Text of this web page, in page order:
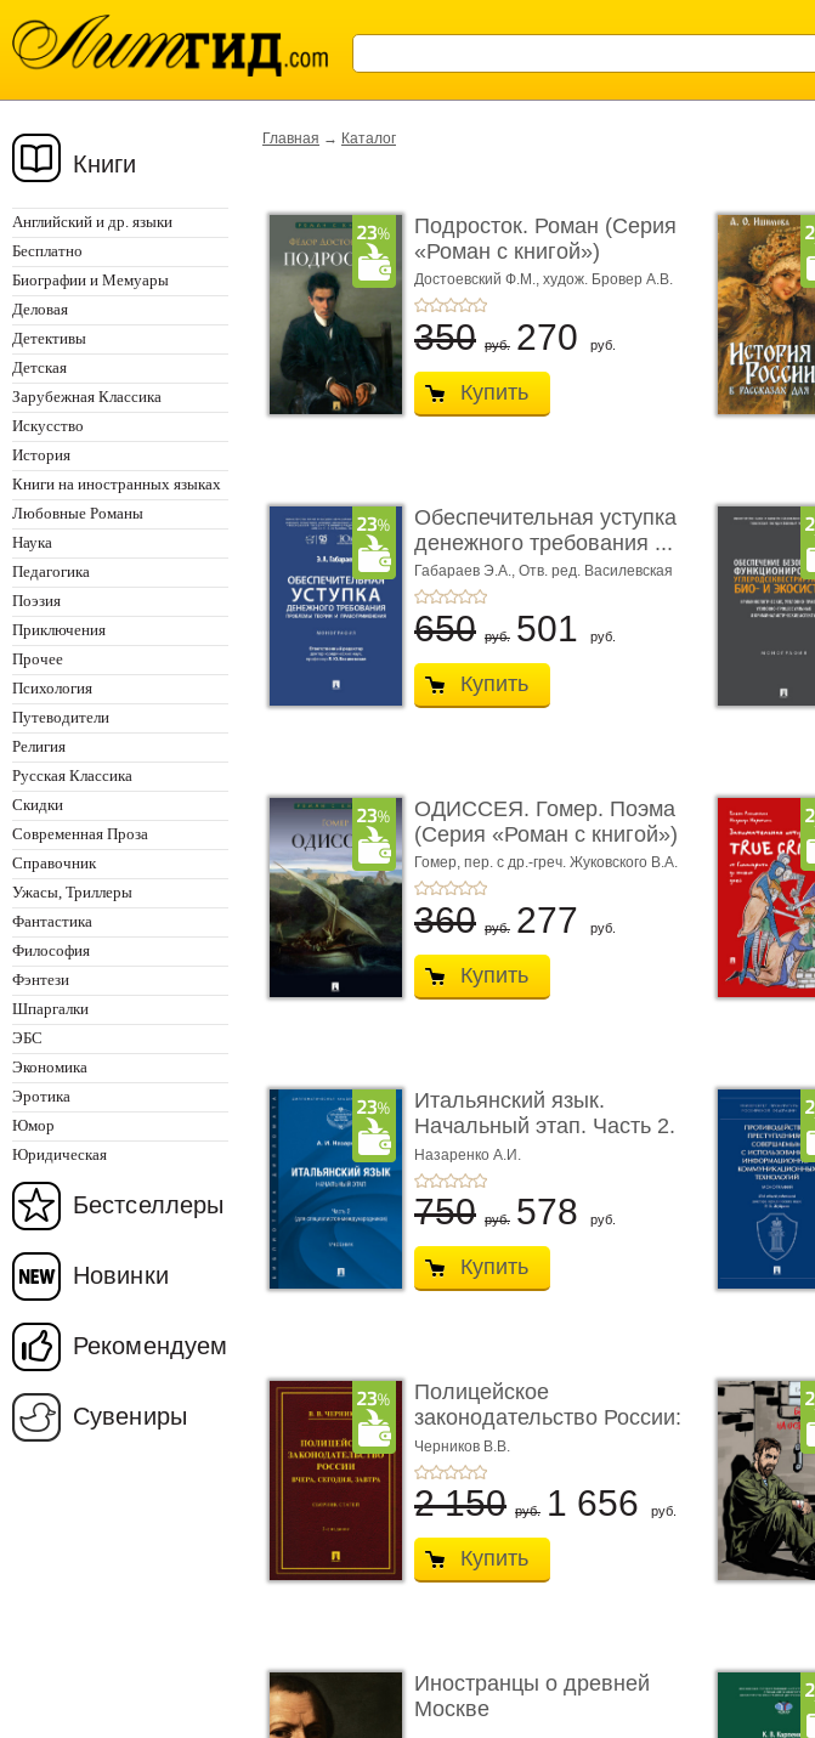
Книги
Английский и др. языки
Бесплатно
Биографии и Мемуары
Деловая
Детективы
Детская
Зарубежная Классика
Искусство
История
Книги на иностранных языках
Любовные Романы
Наука
Педагогика
Поэзия
Приключения
Прочее
Психология
Путеводители
Религия
Русская Классика
Скидки
Современная Проза
Справочник
Ужасы, Триллеры
Фантастика
Философия
Фэнтези
Шпаргалки
ЭБС
Экономика
Эротика
Юмор
Юридическая
Бестселлеры
Новинки
Рекомендуем
Сувениры
Главная → Каталог
Подросток. Роман (Серия
«Роман с книгой»)
Достоевский Ф.М., худож. Бровер А.В.
350 руб. 270 руб.
Купить
Обеспечительная уступка
денежного требования ...
Габараев Э.А., Отв. ред. Василевская
Л.Ю., вступ. сл. Каретина М.Г.
650 руб. 501 руб.
Купить
ОДИССЕЯ. Гомер. Поэма
(Серия «Роман с книгой»)
Гомер, пер. с др.-греч. Жуковского В.А.
360 руб. 277 руб.
Купить
Итальянский язык.
Начальный этап. Часть 2.
Учеб� ...
Назаренко А.И.
750 руб. 578 руб.
Купить
Полицейское
законодательство России:
вчера, с� ...
Черников В.В.
2 150 руб. 1 656 руб.
Купить
Иностранцы о древней
Москве